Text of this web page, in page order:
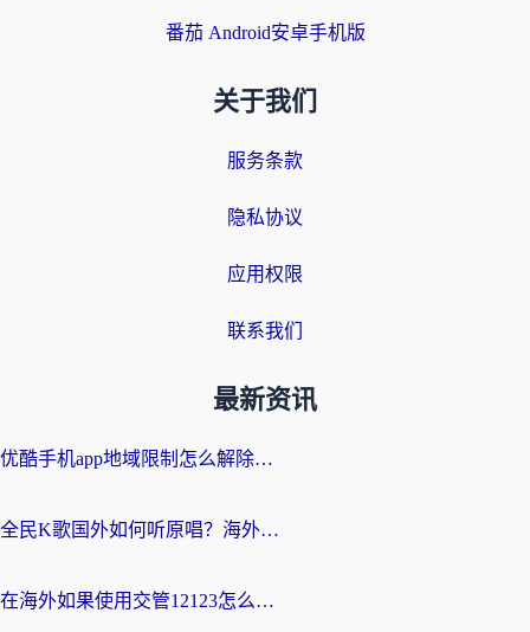
番茄 Android安卓手机版
关于我们
服务条款
隐私协议
应用权限
联系我们
最新资讯
优酷手机app地域限制怎么解除？海外党亲测有效的追剧方案
全民K歌国外如何听原唱？海外党亲测有效的回国加速器选择指南
在海外如果使用交管12123怎么处理？留学生亲测有效的回国加速方案